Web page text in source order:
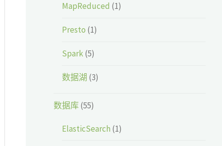
MapReduced (1)
Presto (1)
Spark(5)
数据湖 (3)
数据库(55)
ElasticSearch (1)